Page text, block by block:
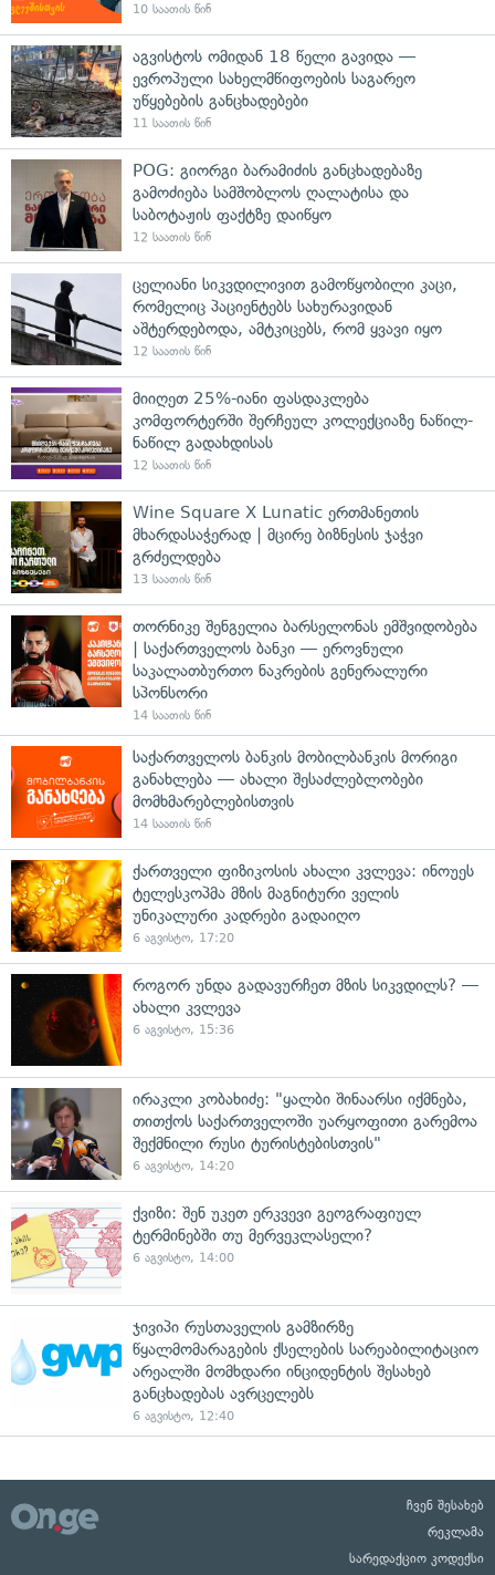
10 საათის წინ
აგვისტოს ომიდან 18 წელი გავიდა —
ევროპული სახელმწიფოების საგარეო
უწყებების განცხადებები
11 საათის წინ
POG: გიორგი ბარამიძის განცხადებაზე
გამოძიება სამშობლოს ღალატისა და
საბოტაჟის ფაქტზე დაიწყო
12 საათის წინ
ცელიანი სიკვდილივით გამოწყობილი კაცი,
რომელიც პაციენტებს სახურავიდან
აშტერდებოდა, ამტკიცებს, რომ ყვავი იყო
12 საათის წინ
მიიღეთ 25%-იანი ფასდაკლება
კომფორტერში შერჩეულ კოლექციაზე ნაწილ-
ნაწილ გადახდისას
12 საათის წინ
Wine Square X Lunatic ერთმანეთის
მხარდასაჭერად | მცირე ბიზნესის ჯაჭვი
გრძელდება
13 საათის წინ
თორნიკე შენგელია ბარსელონას ემშვიდობება
| საქართველოს ბანკი — ეროვნული
საკალათბურთო ნაკრების გენერალური
სპონსორი
14 საათის წინ
საქართველოს ბანკის მობილბანკის მორიგი
განახლება — ახალი შესაძლებლობები
მომხმარებლებისთვის
14 საათის წინ
ქართველი ფიზიკოსის ახალი კვლევა: ინოუეს
ტელესკოპმა მზის მაგნიტური ველის
უნიკალური კადრები გადაიღო
6 აგვისტო, 17:20
როგორ უნდა გადავურჩეთ მზის სიკვდილს? —
ახალი კვლევა
6 აგვისტო, 15:36
ირაკლი კობახიძე: "ყალბი შინაარსი იქმნება,
თითქოს საქართველოში უარყოფითი გარემოა
შექმნილი რუსი ტურისტებისთვის"
6 აგვისტო, 14:20
ქვიზი: შენ უკეთ ერკვევი გეოგრაფიულ
ტერმინებში თუ მერვეკლასელი?
6 აგვისტო, 14:00
ჯივიპი რუსთაველის გამზირზე
წყალმომარაგების ქსელების სარეაბილიტაციო
არეალში მომხდარი ინციდენტის შესახებ
განცხადებას ავრცელებს
6 აგვისტო, 12:40
ჩვენ შესახებ
რეკლამა
სარედაქციო კოდექსი